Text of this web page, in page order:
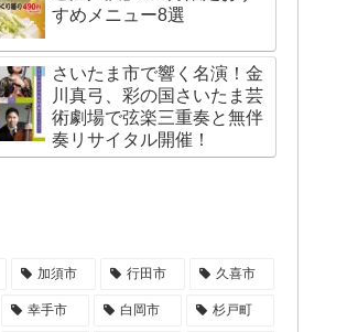
すめメニュー8選
さいたま市で響く名演！金
川真弓、彩の国さいたま芸
術劇場で弦楽三重奏と無伴
奏リサイタル開催！
加須市 行田市 久喜市
幸手市 白岡市 杉戸町